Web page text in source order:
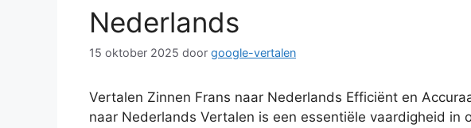
Nederlands
15 oktober 2025 door google-vertalen
Vertalen Zinnen Frans naar Nederlands Efficiënt en
naar Nederlands Vertalen is een essentiële vaardigheid in